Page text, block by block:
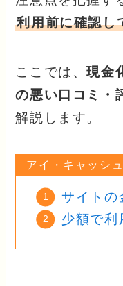
利用前に確認し
ここでは、現金
の悪い口コミ・
解説します。
アイ・キャッシ
サイトの
少額で利